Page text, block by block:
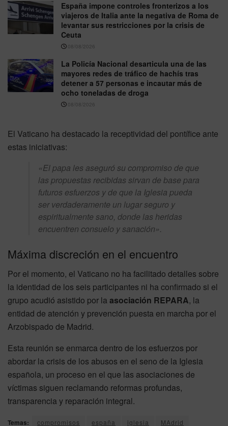
España impone controles fronterizos a los
viajeros de Italia ante la negativa de Roma de
levantar sus restricciones por la crisis de
Ceuta
08/08/2026
La Policía Nacional desarticula una de las
mayores redes de tráfico de hachís tras
detener a 57 personas e incautar más de
ocho toneladas de droga
08/08/2026
El Vaticano ha destacado la receptividad del pontífice ante
estas iniciativas:
«El papa les aseguró su compromiso de que
las propuestas recibidas sirvan de base para
futuros esfuerzos y de que la Iglesia pueda
ser verdaderamente un lugar seguro y
espiritualmente sano, donde las heridas
encuentren consuelo y sanación».
Máxima discreción en el encuentro
Por el momento, el Vaticano no ha facilitado detalles sobre
la identidad de los seis participantes ni ha confirmado si el
grupo acudió asistido por laasociación REPARA, la
entidad de atención y prevención puesta en marcha por el
Arzobispado de Madrid.
Esta reunión se enmarca dentro de los esfuerzos por
abordar la crisis de los abusos en el seno de la Iglesia
española, un proceso en el que las asociaciones de
víctimas siguen reclamando reformas profundas,
transparencia y reparación integral.
Temas: compromisos españa iglesia MAdrid